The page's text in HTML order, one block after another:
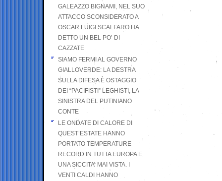
GALEAZZO BIGNAMI, NEL SUO
ATTACCO SCONSIDERATO A
OSCAR LUIGI SCALFARO HA
DETTO UN BEL PO’ DI
CAZZATE
SIAMO FERMI AL GOVERNO
GIALLOVERDE: LA DESTRA
SULLA DIFESA È OSTAGGIO
DEI “PACIFISTI” LEGHISTI, LA
SINISTRA DEL PUTINIANO
CONTE
LE ONDATE DI CALORE DI
QUEST’ESTATE HANNO
PORTATO TEMPERATURE
RECORD IN TUTTA EUROPA E
UNA SICCITA’ MAI VISTA. I
VENTI CALDI HANNO